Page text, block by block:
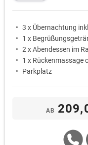
3 x Übernachtung
1 x
2 x Abendessen im
1 x Rückenmassage
Parkplatz
AB